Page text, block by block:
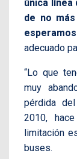
única
de no
adecuado
“Lo que
muy
pérdida
2010,
limitación
buses.